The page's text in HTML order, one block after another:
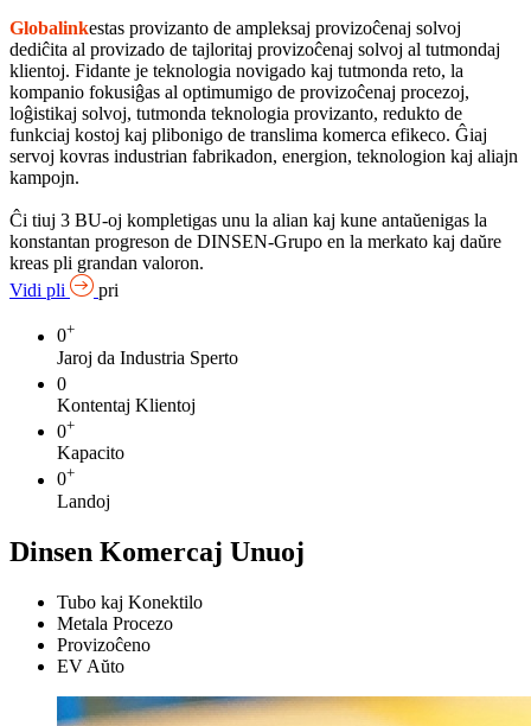
Globalinkestas provizanto de ampleksaj provizoĉenaj solvoj
dediĉita al provizado de tajloritaj provizoĉenaj solvoj al tutmondaj
klientoj. Fidante je teknologia novigado kaj tutmonda reto, la
kompanio fokusiĝas al optimumigo de provizoĉenaj procezoj,
loĝistikaj solvoj, tutmonda teknologia provizanto, redukto de
funkciaj kostoj kaj plibonigo de translima komerca efikeco. Ĝiaj
servoj kovras industrian fabrikadon, energion, teknologion kaj aliajn
kampojn.
Ĉi tiuj 3 BU-oj kompletigas unu la alian kaj kune antaŭenigas la
konstantan progreson de DINSEN-Grupo en la merkato kaj daŭre
kreas pli grandan valoron.
Vidi pli
pri
0+
Jaroj da Industria Sperto
0
Kontentaj Klientoj
0+
Kapacito
0+
Landoj
Dinsen Komercaj Unuoj
Tubo kaj Konektilo
Metala Procezo
Provizoĉeno
EV Aŭto